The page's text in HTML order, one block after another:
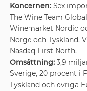
Koncernen: Sex
The Wine Team
Winemarket Nordic
Norge och Tyskland.
Nasdaq First North.
Omsättning: 3,9
Sverige, 20 procent i
Tyskland och övriga